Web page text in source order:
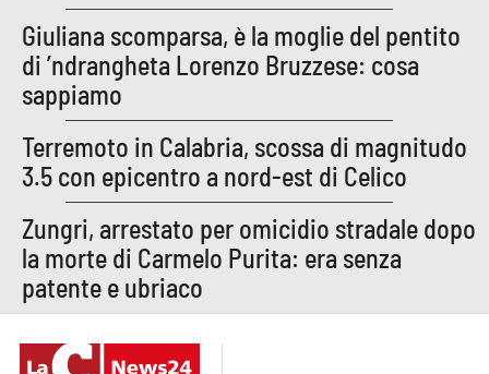
Giuliana scomparsa, è la moglie del pentito
di ’ndrangheta Lorenzo Bruzzese: cosa
sappiamo
Terremoto in Calabria, scossa di magnitudo
3.5 con epicentro a nord-est di Celico
Zungri, arrestato per omicidio stradale dopo
la morte di Carmelo Purita: era senza
patente e ubriaco